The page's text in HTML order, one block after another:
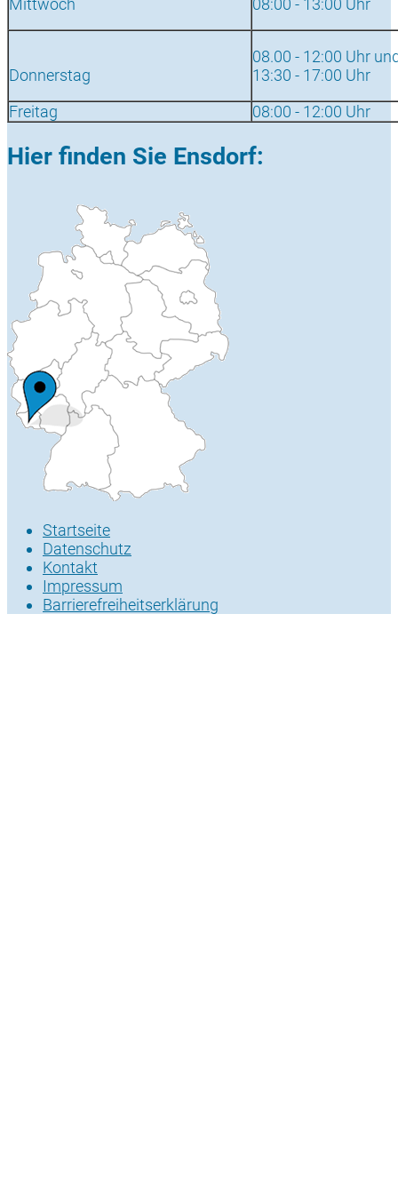
Donnerstag
08.00 - 12:00 Uhr
13:30 - 17:00 Uhr
Freitag
08:00 - 12:00 Uhr
Hier finden Sie Ensdorf:
Startseite
Datenschutz
Kontakt
Impressum
Barrierefreiheitserklärung